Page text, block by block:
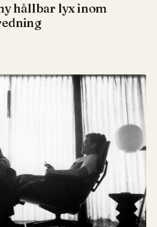
hållbar lyx inom